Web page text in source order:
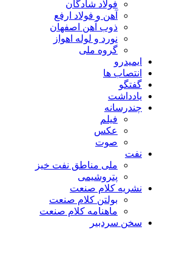
فولاد شادگان
آهن و فولاد ارفع
ذوب آهن اصفهان
نورد و لوله اهواز
گروه ملی
ایمیدرو
انتصاب ها
گفتگو
یادداشت
چندرسانه
فیلم
عکس
صوت
نفت
ملی مناطق نفت خیز
پتروشیمی
نشریه کلام صنعت
بولتن کلام صنعت
ماهنامه کلام صنعت
سخن سردبیر